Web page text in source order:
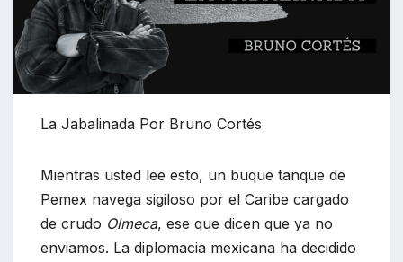
La Jabalinada Por Bruno Cortés
Mientras usted lee esto, un buque tanque de
Pemex navega sigiloso por el Caribe cargado
de crudo Olmeca, ese que dicen que ya no
enviamos. La diplomacia mexicana ha decidido